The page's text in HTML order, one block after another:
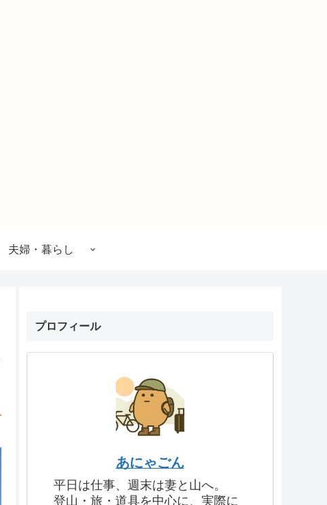
夫婦・暮らし
プロフィール
あにゃごん
平日は仕事、週末は妻と山へ。
登山・旅・道具を中心に、実際に